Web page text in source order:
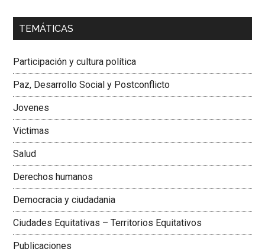
00:00 01:04
Dra. Carolina Corcho Mejía,Presidenta Corporación
Colombiana
TEMÁTICAS
Participación y cultura política
Paz, Desarrollo Social y Postconflicto
Jovenes
Victimas
Salud
Derechos humanos
Democracia y ciudadania
Ciudades Equitativas – Territorios Equitativos
Publicaciones